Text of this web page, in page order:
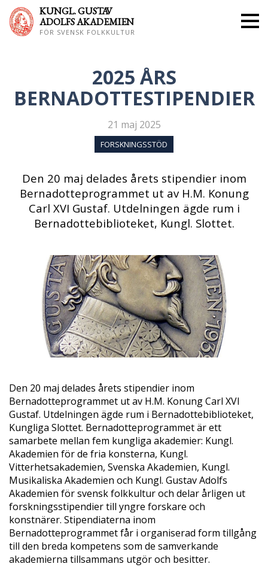
KUNGL. GUSTAV
ADOLFS AKADEMIEN
FÖR SVENSK FOLKKULTUR
2025 ÅRS
BERNADOTTESTIPENDIER
21 maj 2025
FORSKNINGSSTÖD
Den 20 maj delades årets stipendier inom
Bernadotteprogrammet ut av H.M. Konung
Carl XVI Gustaf. Utdelningen ägde rum i
Bernadottebiblioteket, Kungl. Slottet.
Den 20 maj delades årets stipendier inom
Bernadotteprogrammet ut av H.M. Konung Carl XVI
Gustaf. Utdelningen ägde rum i Bernadottebiblioteket,
Kungliga Slottet. Bernadotteprogrammet är ett
samarbete mellan fem kungliga akademier: Kungl.
Akademien för de fria konsterna, Kungl.
Vitterhetsakademien, Svenska Akademien, Kungl.
Musikaliska Akademien och Kungl. Gustav Adolfs
Akademien för svensk folkkultur och delar årligen ut
forskningsstipendier till yngre forskare och
konstnärer. Stipendiaterna inom
Bernadotteprogrammet får i organiserad form tillgång
till den breda kompetens som de samverkande
akademierna tillsammans utgör och besitter.